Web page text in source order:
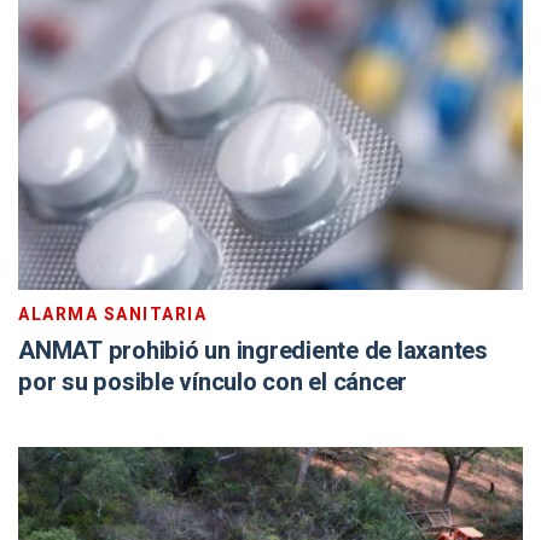
ALARMA SANITARIA
ANMAT prohibió un ingrediente de laxantes
por su posible vínculo con el cáncer